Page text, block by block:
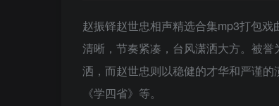
赵振铎赵世忠相声精选合集mp3打包
清晰，节奏紧凑，台风潇洒大方。被
洒，而赵世忠则以稳健的才华和严谨的
《学四省》等。